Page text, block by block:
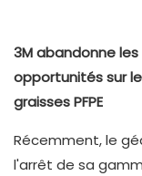
3M abandonne
opportunités sur
graisses PFPE
Récemment, le
l'arrêt de sa